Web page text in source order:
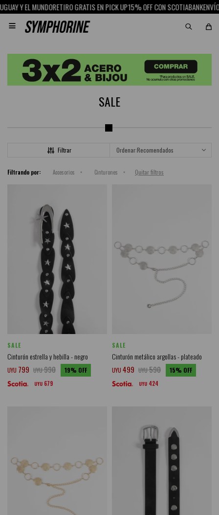
15% OFF CON SCOTIABANKRETIRO

SALE
Recomendados
Filtrando por: Accesorios Cinturones Quitar filtros
SALE
Cinturón estrella y hebilla - negro
UYU 799 UYU990 19
UYU 679
SALE
Cinturón metálico argollas - plateado
UYU 499 UYU590 15
UYU 424